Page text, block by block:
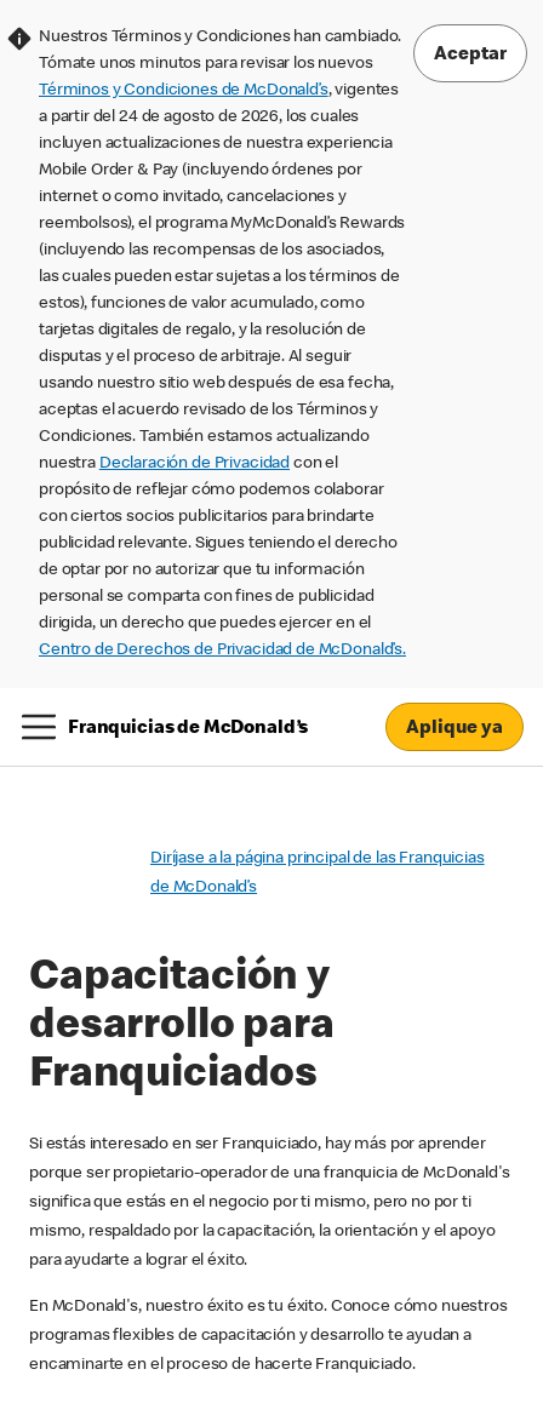
Nuestros Términos y Condiciones han cambiado.
Tómate unos minutos para revisar los nuevos
Términos y Condiciones de McDonald’s, vigentes
a partir del 24 de agosto de 2026, los cuales
incluyen actualizaciones de nuestra experiencia
Mobile Order & Pay (incluyendo órdenes por
internet o como invitado, cancelaciones y
reembolsos), el programa MyMcDonald’s Rewards
(incluyendo las recompensas de los asociados,
las cuales pueden estar sujetas a los términos de
estos), funciones de valor acumulado, como
tarjetas digitales de regalo, y la resolución de
disputas y el proceso de arbitraje. Al seguir
usando nuestro sitio web después de esa fecha,
aceptas el acuerdo revisado de los Términos y
Condiciones. También estamos actualizando
nuestra Declaración de Privacidad con el
propósito de reflejar cómo podemos colaborar
con ciertos socios publicitarios para brindarte
publicidad relevante. Sigues teniendo el derecho
de optar por no autorizar que tu información
personal se comparta con fines de publicidad
dirigida, un derecho que puedes ejercer en el
Centro de Derechos de Privacidad de McDonald’s.
Aceptar
Franquicias de McDonald’s Aplique ya
Diríjase a la página principal de las Franquicias
de McDonald’s
Capacitación y
desarrollo para
Franquiciados
Si estás interesado en ser Franquiciado, hay más por aprender
porque ser propietario-operador de una franquicia de McDonald's
significa que estás en el negocio por ti mismo, pero no por ti
mismo, respaldado por la capacitación, la orientación y el apoyo
para ayudarte a lograr el éxito.
En McDonald's, nuestro éxito es tu éxito. Conoce cómo nuestros
programas flexibles de capacitación y desarrollo te ayudan a
encaminarte en el proceso de hacerte Franquiciado.